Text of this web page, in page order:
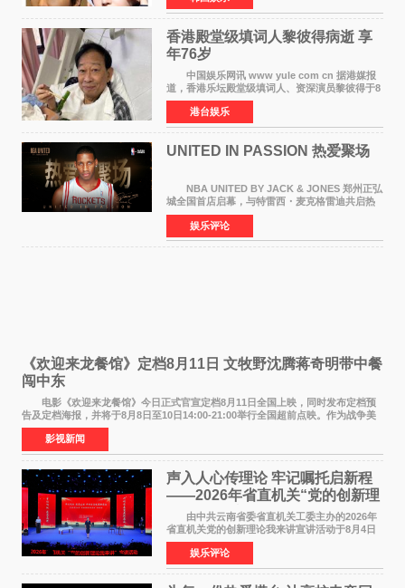
人，两人将作
香港殿堂级填词人黎彼得病逝 享
年76岁​
中国娱乐网讯 www yule com cn 据港媒报
道，香港乐坛殿堂级填词人、资深演员黎彼得于8
月5日上午因病离世，终年76岁。好友钟志光透
露，黎彼得今年3月中风后便卧床休养，身体机能
持续衰退，最
港台娱乐
UNITED IN PASSION 热爱聚场
NBA UNITED BY JACK & JONES 郑州正弘
城全国首店启幕，与特雷西・麦克格雷迪共启热
爱 2026 年7 月21 日，
NBAUNITEDBYJACK&JONES 全国首店，于郑
州正弘城正式启幕。NBA 传奇球星
娱乐评论
《欢迎来龙餐馆》定档8月11日 文牧野沈腾蒋奇明带中餐
闯中东
电影《欢迎来龙餐馆》今日正式官宣定档8月11日全国上映，同时发布定档预
告及定档海报，并将于8月8日至10日14:00-21:00举行全国超前点映。作为战争美
食大片，影片讲述的是中国厨师徐福（沈腾
影视新闻
声入人心传理论 牢记嘱托启新程
——2026年省直机关“党的创新理
论我来讲”宣讲活动圆满落幕
由中共云南省委省直机关工委主办的2026年
省直机关党的创新理论我来讲宣讲活动于8月4日
至5日在昆明举办。活动以 "牢记嘱托 感恩奋进
开创云南发展新局面 "为主题，坚持以新时代中国
特色社会主义
娱乐评论